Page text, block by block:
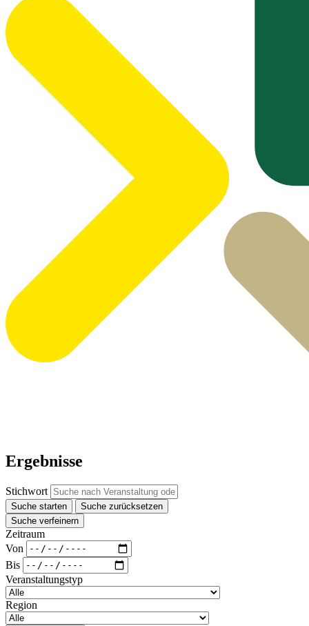
Ergebnisse
Stichwort
Suche starten
Suche zurücksetzen
Suche verfeinern
Zeitraum
Von
Bis
Veranstaltungstyp
Region